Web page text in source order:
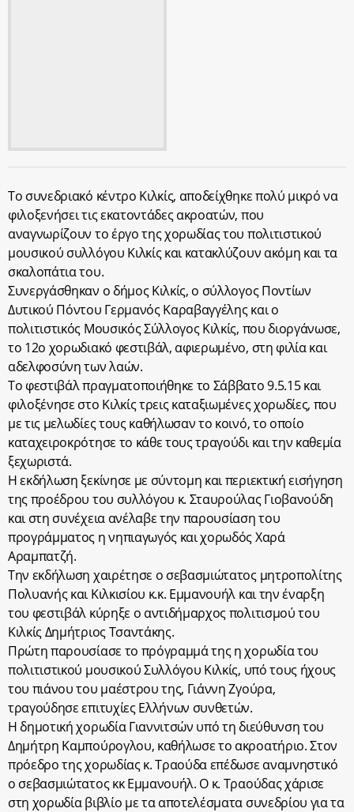
Το συνεδριακό κέντρο Κιλκίς, αποδείχθηκε πολύ μικρό να
φιλοξενήσει τις εκατοντάδες ακροατών, που
αναγνωρίζουν το έργο της χορωδίας του πολιτιστικού
μουσικού συλλόγου Κιλκίς και κατακλύζουν ακόμη και τα
σκαλοπάτια του.
Συνεργάσθηκαν ο δήμος Κιλκίς, ο σύλλογος Ποντίων
Δυτικού Πόντου Γερμανός Καραβαγγέλης και ο
πολιτιστικός Μουσικός Σύλλογος Κιλκίς, που διοργάνωσε,
το 12ο χορωδιακό φεστιβάλ, αφιερωμένο, στη φιλία και
αδελφοσύνη των λαών.
Το φεστιβάλ πραγματοποιήθηκε το Σάββατο 9.5.15 και
φιλοξένησε στο Κιλκίς τρεις καταξιωμένες χορωδίες, που
με τις μελωδίες τους καθήλωσαν το κοινό, το οποίο
καταχειροκρότησε το κάθε τους τραγούδι και την καθεμία
ξεχωριστά.
Η εκδήλωση ξεκίνησε με σύντομη και περιεκτική εισήγηση
της προέδρου του συλλόγου κ. Σταυρούλας Γιοβανούδη
και στη συνέχεια ανέλαβε την παρουσίαση του
προγράμματος η νηπιαγωγός και χορωδός Χαρά
Αραμπατζή.
Την εκδήλωση χαιρέτησε ο σεβασμιώτατος μητροπολίτης
Πολυανής και Κιλκισίου κ.κ. Εμμανουήλ και την έναρξη
του φεστιβάλ κύρηξε ο αντιδήμαρχος πολιτισμού του
Κιλκίς Δημήτριος Τσαντάκης.
Πρώτη παρουσίασε το πρόγραμμά της η χορωδία του
πολιτιστικού μουσικού Συλλόγου Κιλκίς, υπό τους ήχους
του πιάνου του μαέστρου της, Γιάννη Ζγούρα,
τραγούδησε επιτυχίες Ελλήνων συνθετών.
Η δημοτική χορωδία Γιαννιτσών υπό τη διεύθυνση του
Δημήτρη Καμπούρογλου, καθήλωσε το ακροατήριο. Στον
πρόεδρο της χορωδίας κ. Τραούδα επέδωσε αναμνηστικό
ο σεβασμιώτατος κκ Εμμανουήλ. Ο κ. Τραούδας χάρισε
στη χορωδία βιβλίο με τα αποτελέσματα συνεδρίου για τα